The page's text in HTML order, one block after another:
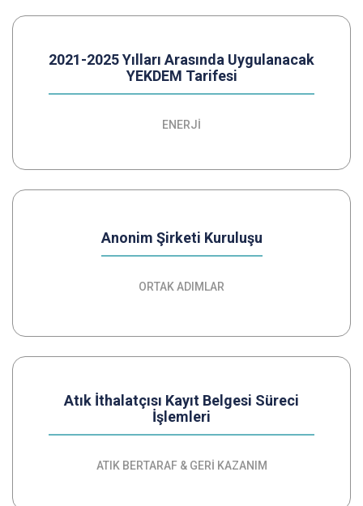
2021-2025 Yılları Arasında Uygulanacak
YEKDEM Tarifesi
ENERJİ
Anonim Şirketi Kuruluşu
ORTAK ADIMLAR
Atık İthalatçısı Kayıt Belgesi Süreci
İşlemleri
ATIK BERTARAF & GERİ KAZANIM